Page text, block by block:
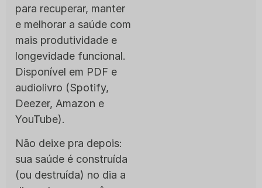
para recuperar, manter
e melhorar a saúde com
mais produtividade e
longevidade funcional.
Disponível em PDF e
audiolivro (Spotify,
Deezer, Amazon e
YouTube).
Não deixe pra depois:
sua saúde é construída
(ou destruída) no dia a